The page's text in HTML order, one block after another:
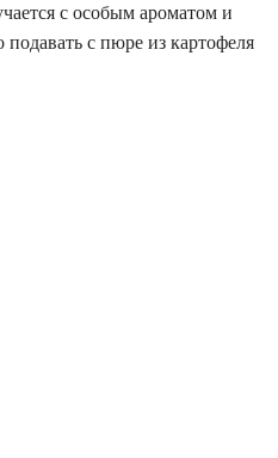
с особым ароматом и
с пюре из картофеля